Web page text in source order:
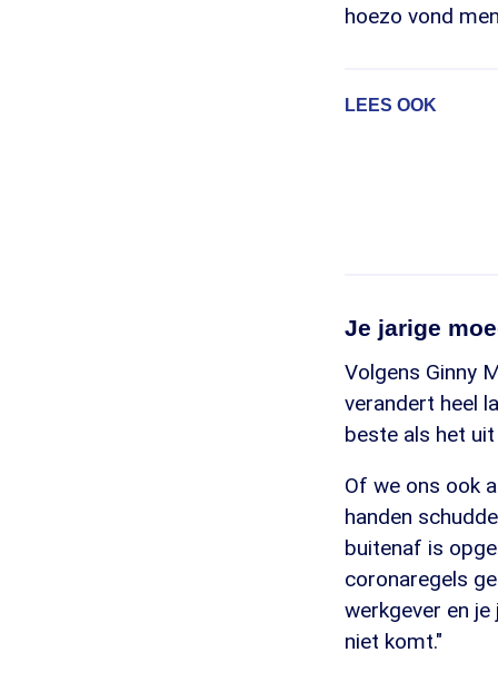
hoezo vond
LEES OOK
Je jarige
Volgens Ginny
verandert heel
beste als het
Of we ons ook
handen
buitenaf is
coronaregels
werkgever en
niet komt."